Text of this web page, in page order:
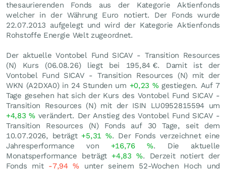
thesaurierenden Fonds aus der Kategorie Aktienfonds
welcher in der Währung Euro notiert. Der Fonds wurde
22.07.2013 aufgelegt und wird der Kategorie Aktienfonds
Rohstoffe Energie Welt zugeordnet.
Der aktuelle Vontobel Fund SICAV - Transition Resources
(N) Kurs (06.08.26) liegt bei 195,84 €. Damit ist der
Vontobel Fund SICAV - Transition Resources (N) mit der
WKN (A2DXA0) in 24 Stunden um +0,23 %gestiegen. Auf 7
Tage gesehen hat sich der Kurs des Vontobel Fund SICAV -
Transition Resources (N) mit der ISIN LU0952815594 um
+4,83% verändert. Der Anstieg des Vontobel Fund SICAV -
Transition Resources (N) Fonds auf 30 Tage, seit dem
10.07.2026, beträgt +5,31 %. Der Fonds verzeichnet eine
Jahresperformance von +16,76%. Die aktuelle
Monatsperformance beträgt +4,83 %. Derzeit notiert der
Fonds mit -7,94% unter seinem 52-Wochen Hoch und